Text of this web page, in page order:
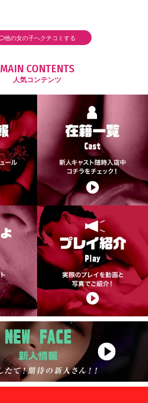
他の女の子へクチコミする
MAIN CONTENTS
人気コンテンツ